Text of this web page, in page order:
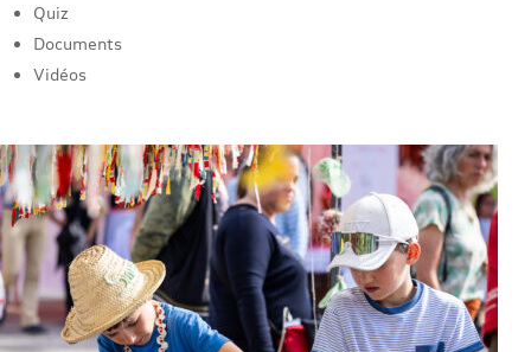
Quiz
Documents
Vidéos